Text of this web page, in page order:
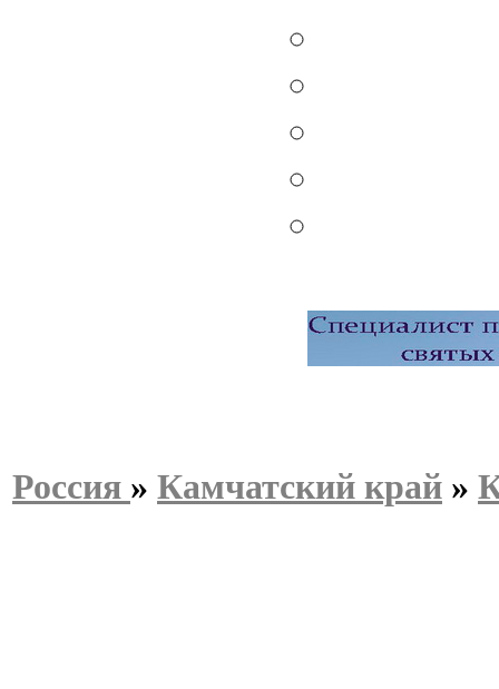
Россия » Камчатский край »